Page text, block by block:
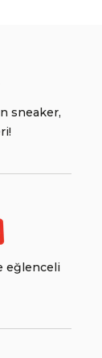
sneaker,
eğlenceli